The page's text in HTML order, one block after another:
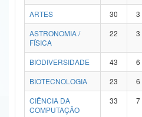
Secretaria de Governo
Advocacia-Geral da União
Banco Central do Brasil
ARTES 30 3
ASTRONOMIA /
FÍSICA
22 3
BIODIVERSIDADE 43 6
BIOTECNOLOGIA
23 6
CIÊNCIA DA
COMPUTAÇÃO
33 7